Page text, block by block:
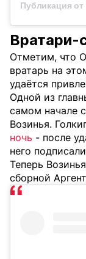
Вратари-
Отметим, что
вратарь на
удаётся
Одной из
самом начале
Возинья.
ночь - после
него
Теперь
сборной